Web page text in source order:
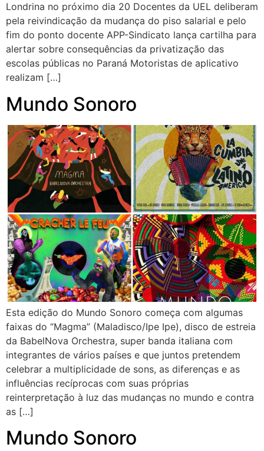
Londrina no próximo dia 20 Docentes da UEL deliberam
pela reivindicação da mudança do piso salarial e pelo
fim do ponto docente APP-Sindicato lança cartilha para
alertar sobre consequências da privatização das
escolas públicas no Paraná Motoristas de aplicativo
realizam […]
Mundo Sonoro
Esta edição do Mundo Sonoro começa com algumas
faixas do “Magma” (Maladisco/Ipe Ipe), disco de estreia
da BabelNova Orchestra, super banda italiana com
integrantes de vários países e que juntos pretendem
celebrar a multiplicidade de sons, as diferenças e as
influências recíprocas com suas próprias
reinterpretação à luz das mudanças no mundo e contra
as […]
Mundo Sonoro